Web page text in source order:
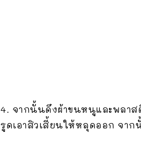
4. จากนั้นดึงผ้าขนหนูและพลา
รูดเอาสิวเสี้ยนให้หลุดออก จาก